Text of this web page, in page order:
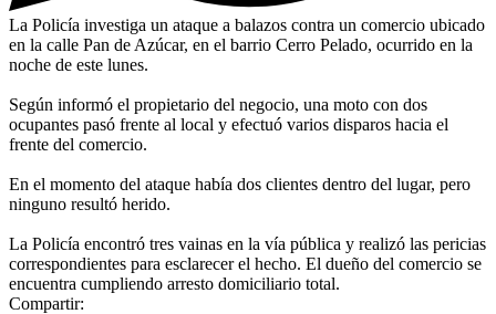
La Policía investiga un ataque a balazos contra un comercio ubicado
en la calle Pan de Azúcar, en el barrio Cerro Pelado, ocurrido en la
noche de este lunes.
Según informó el propietario del negocio, una moto con dos
ocupantes pasó frente al local y efectuó varios disparos hacia el
frente del comercio.
En el momento del ataque había dos clientes dentro del lugar, pero
ninguno resultó herido.
La Policía encontró tres vainas en la vía pública y realizó las pericias
correspondientes para esclarecer el hecho. El dueño del comercio se
encuentra cumpliendo arresto domiciliario total.
Compartir: